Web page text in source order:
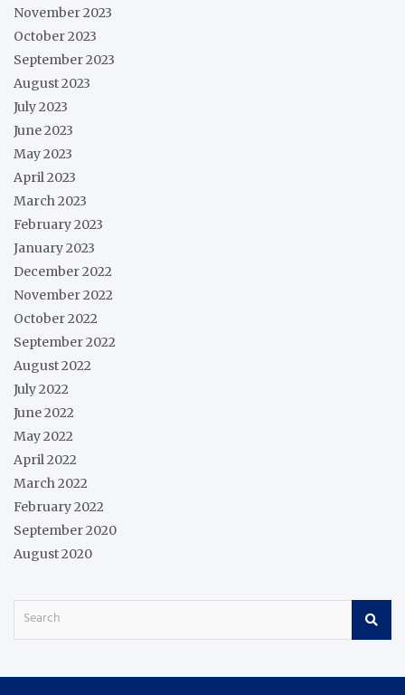
November 2023
October 2023
September 2023
August 2023
July 2023
June 2023
May 2023
April 2023
March 2023
February 2023
January 2023
December 2022
November 2022
October 2022
September 2022
August 2022
July 2022
June 2022
May 2022
April 2022
March 2022
February 2022
September 2020
August 2020